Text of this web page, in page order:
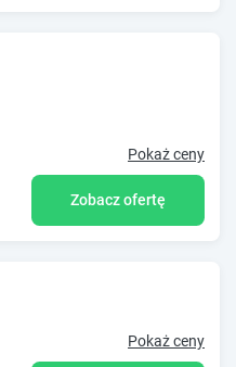
Pokaż ceny
Zobacz ofertę
Pokaż ceny